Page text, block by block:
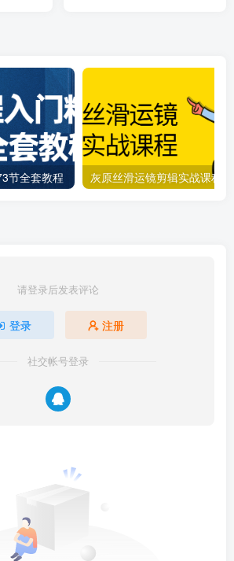
节全套教程 灰原丝滑运镜剪辑实战课程
请登录后发表评论
登录 注册
社交帐号登录